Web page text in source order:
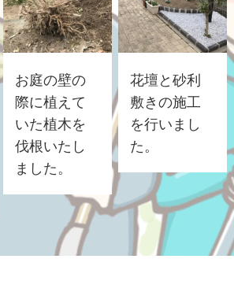
お庭の壁の
際に植えて
いた植木を
伐根いたし
ました。
花壇と砂利
敷きの施工
を行いまし
た。